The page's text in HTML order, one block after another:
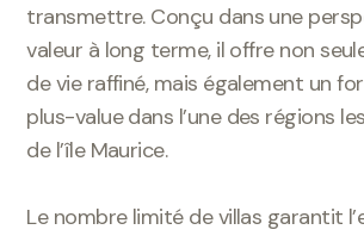
transmettre. Conçu dans une
valeur à long terme, il offre non
de vie raffiné, mais également un
plus-value dans l’une des régions
de l’île Maurice.
Le nombre limité de villas garantit